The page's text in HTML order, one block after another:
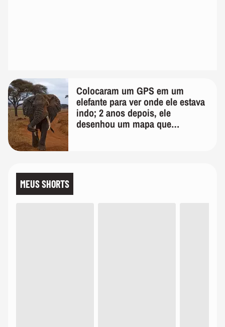
Colocaram um GPS em um
elefante para ver onde ele estava
indo; 2 anos depois, ele
desenhou um mapa que
MEUS SHORTS